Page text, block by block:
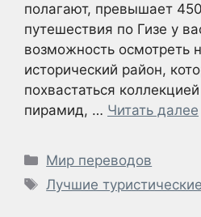
полагают, превышает
путешествия по Гизе у
возможность осмотреть
исторический район,
похвастаться
пирамид, … Читать далее
Рубрики
Мир переводов
Метки
Лучшие